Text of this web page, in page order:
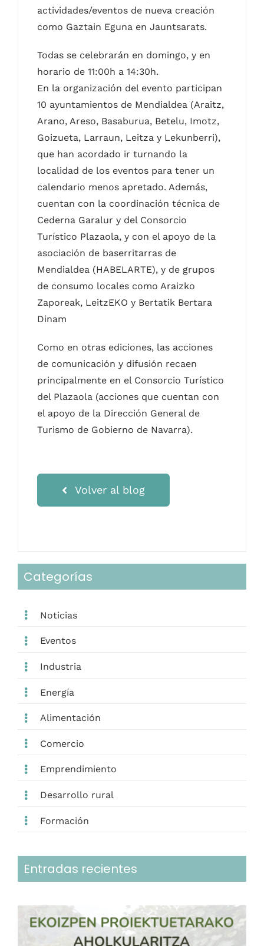
actividades/eventos de nueva creación
como Gaztain Eguna en Jauntsarats.
Todas se celebrarán en domingo, y en
horario de 11:00h a 14:30h.
En la organización del evento participan
10 ayuntamientos de Mendialdea (Araitz,
Arano, Areso, Basaburua, Betelu, Imotz,
Goizueta, Larraun, Leitza y Lekunberri),
que han acordado ir turnando la
localidad de los eventos para tener un
calendario menos apretado. Además,
cuentan con la coordinación técnica de
Cederna Garalur y del Consorcio
Turístico Plazaola, y con el apoyo de la
asociación de baserritarras de
Mendialdea (HABELARTE), y de grupos
de consumo locales como Araizko
Zaporeak, LeitzEKO y Bertatik Bertara
Dinam
Como en otras ediciones, las acciones
de comunicación y difusión recaen
principalmente en el Consorcio Turístico
del Plazaola (acciones que cuentan con
el apoyo de la Dirección General de
Turismo de Gobierno de Navarra).
Volver al blog
Categorías
Noticias
Eventos
Industria
Energía
Alimentación
Comercio
Emprendimiento
Desarrollo rural
Formación
Entradas recientes